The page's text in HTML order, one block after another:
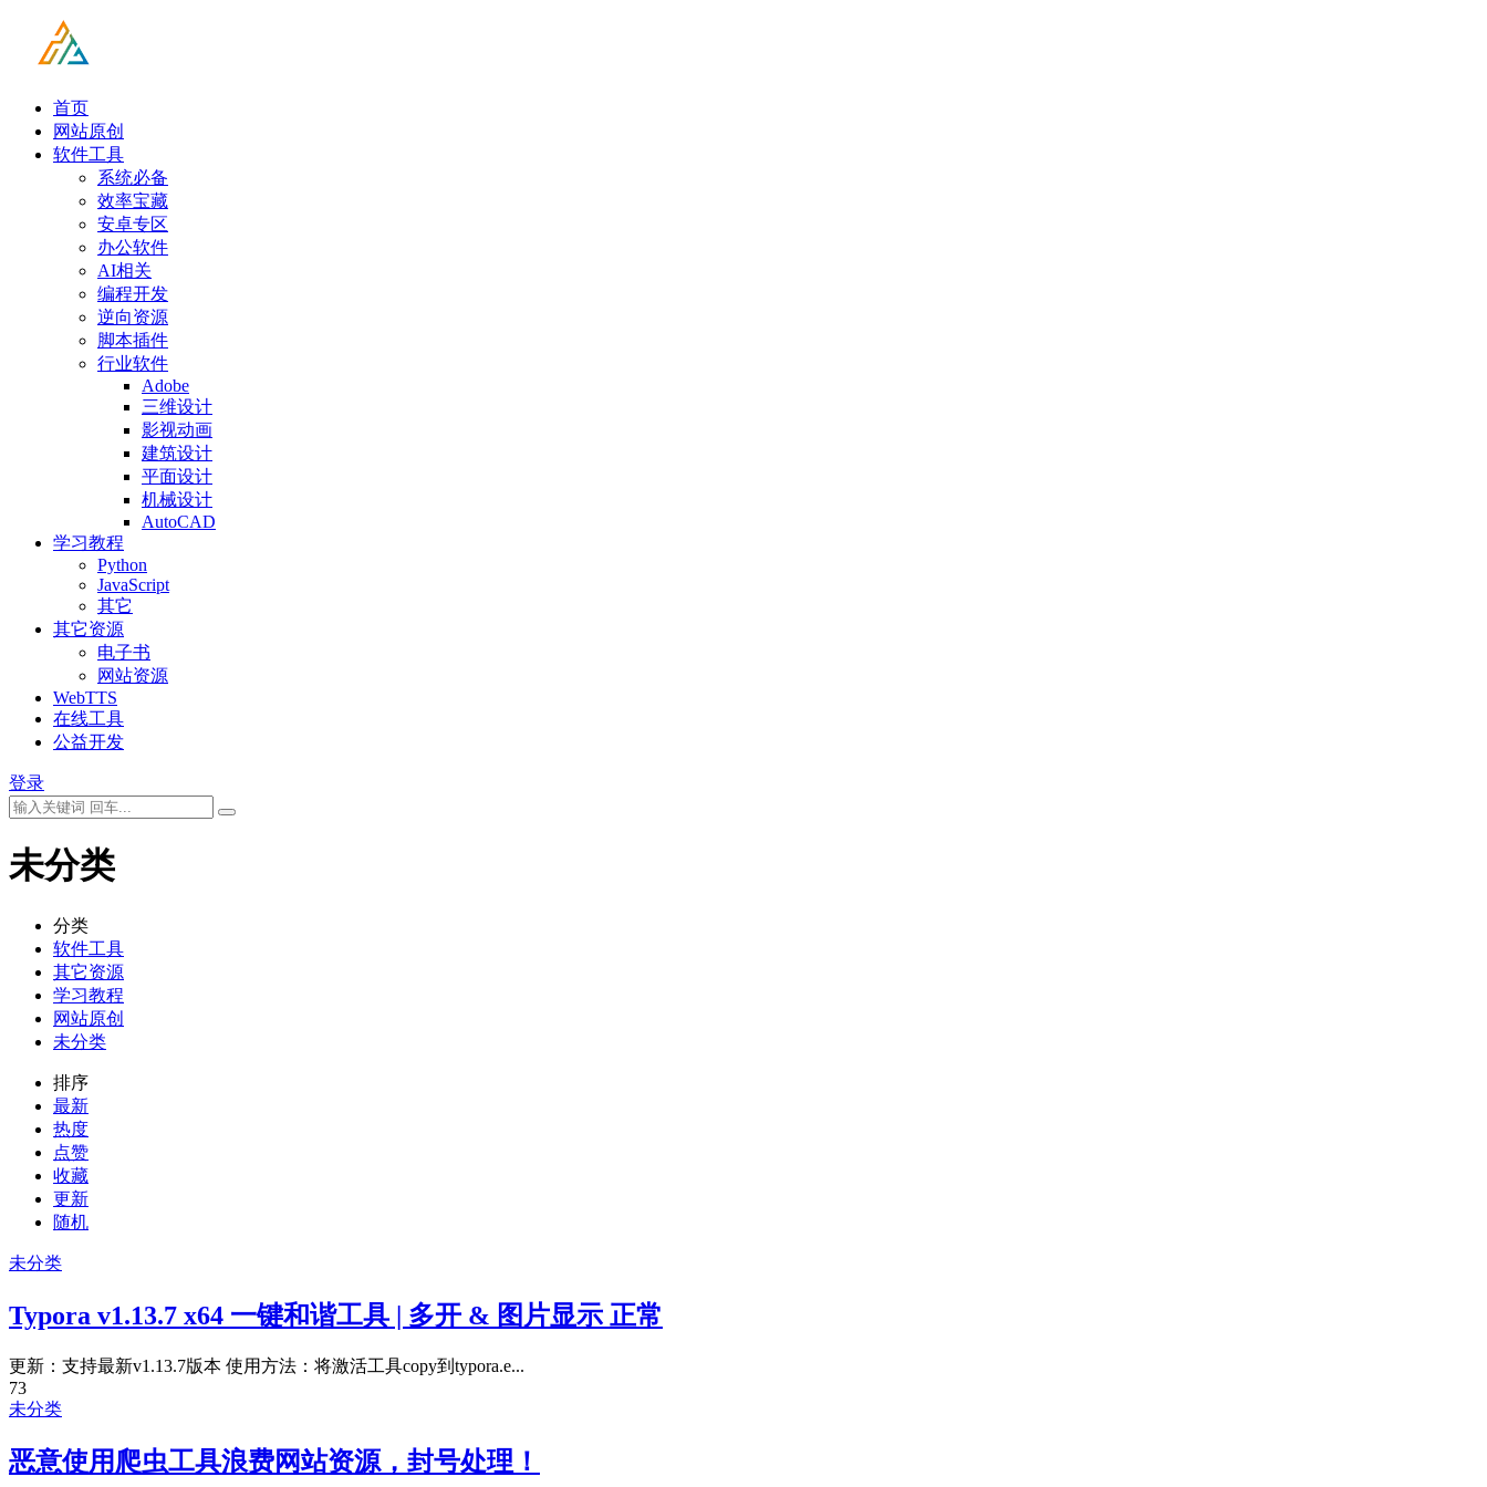
首页
网站原创
软件工具
系统必备
效率宝藏
安卓专区
办公软件
AI相关
编程开发
逆向资源
脚本插件
行业软件
Adobe
三维设计
影视动画
建筑设计
平面设计
机械设计
AutoCAD
学习教程
Python
JavaScript
其它
其它资源
电子书
网站资源
WebTTS
在线工具
公益开发
登录
未分类
分类
软件工具
其它资源
学习教程
网站原创
未分类
排序
最新
热度
点赞
收藏
更新
随机
未分类
Typora v1.13.7 x64 一键和谐工具 | 多开 & 图片显示 正常
更新：支持最新v1.13.7版本 使用方法：将激活工具copy到typora.e...
73
未分类
恶意使用爬虫工具浪费网站资源，封号处理！